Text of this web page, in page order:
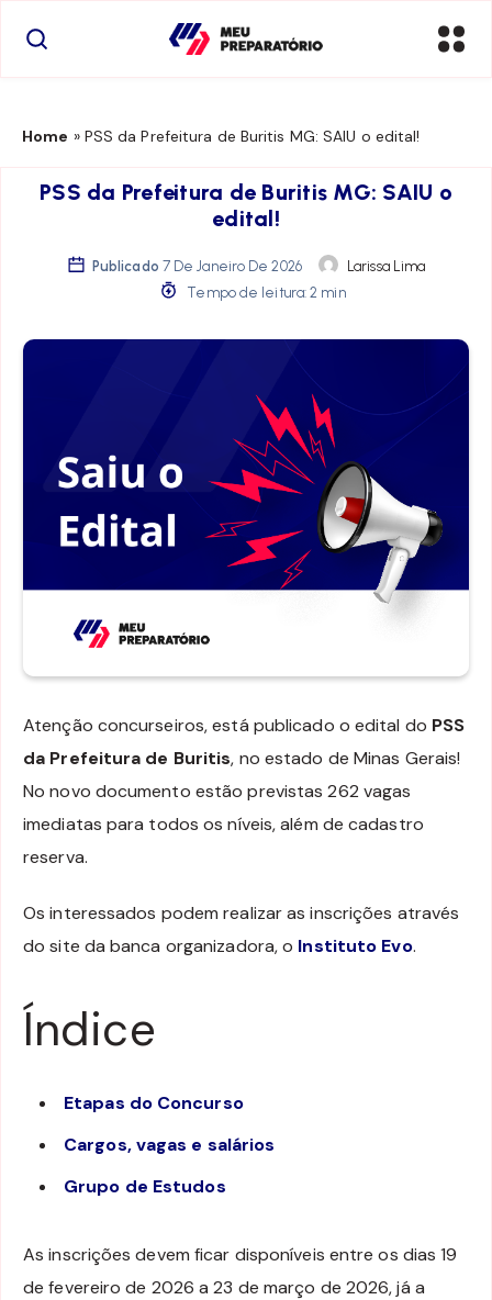
Home » PSS da Prefeitura de Buritis MG: SAIU o edital!
PSS da Prefeitura de Buritis MG: SAIU o
edital!
Publicado 7 De Janeiro De 2026
Larissa Lima
Tempo de leitura: 2 min
Atenção concurseiros, está publicado o edital do PSS
da Prefeitura de Buritis, no estado de Minas Gerais!
No novo documento estão previstas 262 vagas
imediatas para todos os níveis, além de cadastro
reserva.
Os interessados podem realizar as inscrições através
do site da banca organizadora, o Instituto Evo.
Índice
Etapas do Concurso
Cargos, vagas e salários
Grupo de Estudos
As inscrições devem ficar disponíveis entre os dias 19
de fevereiro de 2026 a 23 de março de 2026, já a